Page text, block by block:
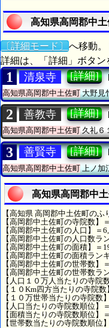
高知県高岡郡中
〔詳細モード〕 へ移動。
詳細は、「詳細」ボタ
1 清泉寺 [詳細]
高知県高岡郡中土佐町大野見
2 善教寺 [詳細]
高知県高岡郡中土佐町久礼６
3 善賢寺 [詳細]
高知県高岡郡中土佐町上ノ加
高知県高岡郡中
【高知県 高岡郡中土佐町の
【高岡郡中土佐町の寺院数】
【高岡郡中土佐町の人口】＝
【高岡郡中土佐町の人口数ラ
【高岡郡中土佐町の面積】＝
【高岡郡中土佐町の面積ラン
【高岡郡中土佐町の世帯数】
【高岡郡中土佐町の世帯数ラ
【人口１０万人当たりの寺院
【１０Km四方当たりの寺院
【１０万世帯当たりの寺院数
【人口当たりの寺院数順位】
【面積当たりの寺院数順位】
【世帯数当たりの寺院数順位